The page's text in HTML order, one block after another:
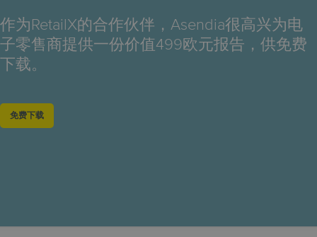
作为RetailX的合作伙伴，Asendia很高兴为电
子零售商提供一份价值499欧元报告，供免费
下载。
免费下载